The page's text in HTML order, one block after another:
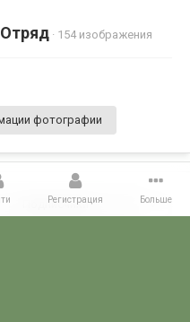
· 154 изображения
фотографии
Подписчики 0
Регистрация Больше